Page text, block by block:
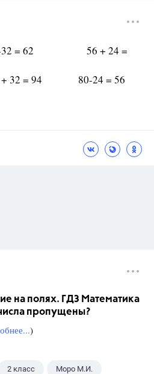
32 = 62 56 + 24 =
32 = 94 80-24 = 56
на полях. ГДЗ Математика
пропущены?
)
2 класс Моро М.И.